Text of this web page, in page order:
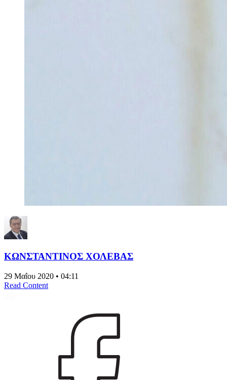
ΚΩΝΣΤΑΝΤΙΝΟΣ ΧΟΛΕΒΑΣ
29 Μαΐου 2020 • 04:11
Read Content